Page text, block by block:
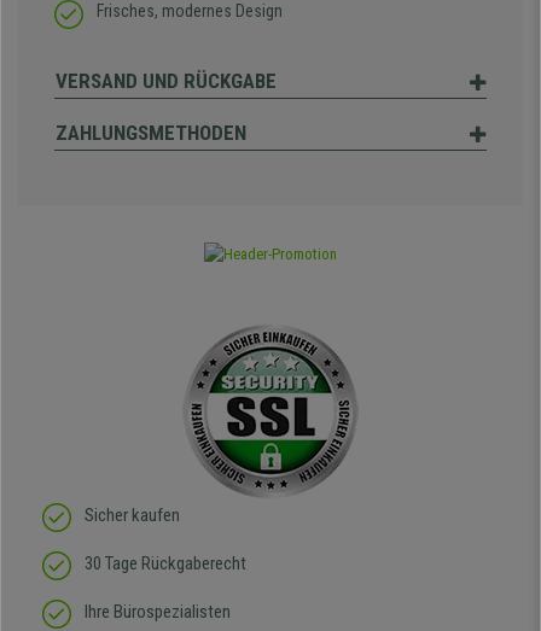
Frisches, modernes Design
VERSAND UND RÜCKGABE
ZAHLUNGSMETHODEN
Sicher kaufen
30 Tage Rückgaberecht
Ihre Bürospezialisten